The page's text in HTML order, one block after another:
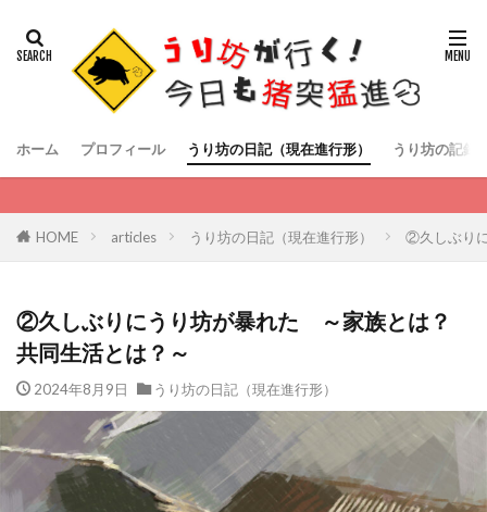
ホーム プロフィール うり坊の日記（現在進行形） うり坊の記録
HOME articles うり坊の日記（現在進行形） ②久しぶり
②久しぶりにうり坊が暴れた ～家族とは？
共同生活とは？～
2024年8月9日 うり坊の日記（現在進行形）